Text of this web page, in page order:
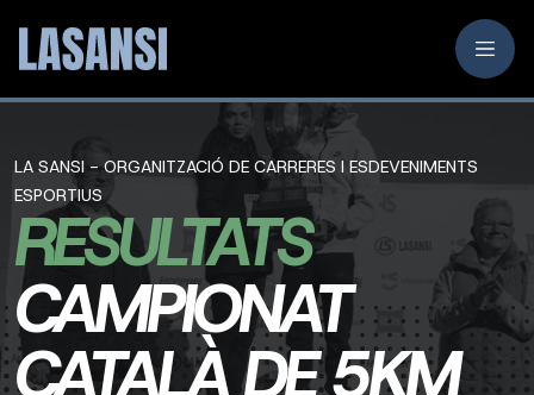
LA SANSI - ORGANITZACIÓ DE CARRERES I ESDEVENIMENTS
ESPORTIUS
RESULTATS
CAMPIONAT
CATALÀ DE 5KM